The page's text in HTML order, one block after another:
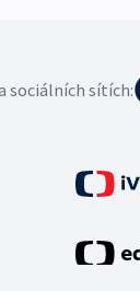
sociálních sítích: